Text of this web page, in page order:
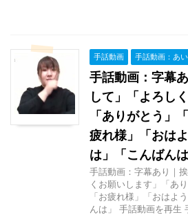
手話動画 手話動画：あ
手話動画：字幕
して」「よろし
「ありがとう」
疲れ様」「おは
は」「こんばんは
手話動画：字幕あり｜
くお願いします」「あ
「お疲れ様」「おはよ
んは」 手話動画を再